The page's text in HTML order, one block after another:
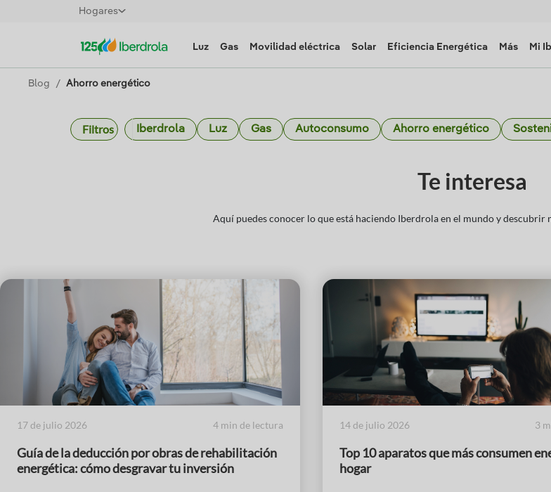
Hogares
Luz Gas Movilidad eléctrica Solar Eficiencia Energética Más Mi
Blog Ahorro energético
Filtros Iberdrola Luz Gas Autoconsumo Ahorro energético
Te interesa
Aquí puedes conocer lo que está haciendo Iberdrola en el mundo y descubrir
17 de julio 2026 4 min de lectura
Guía de la deducción por obras de rehabilitación
energética: cómo desgravar tu inversión
14 de julio 2026 3
Top 10 aparatos que más consumen
hogar